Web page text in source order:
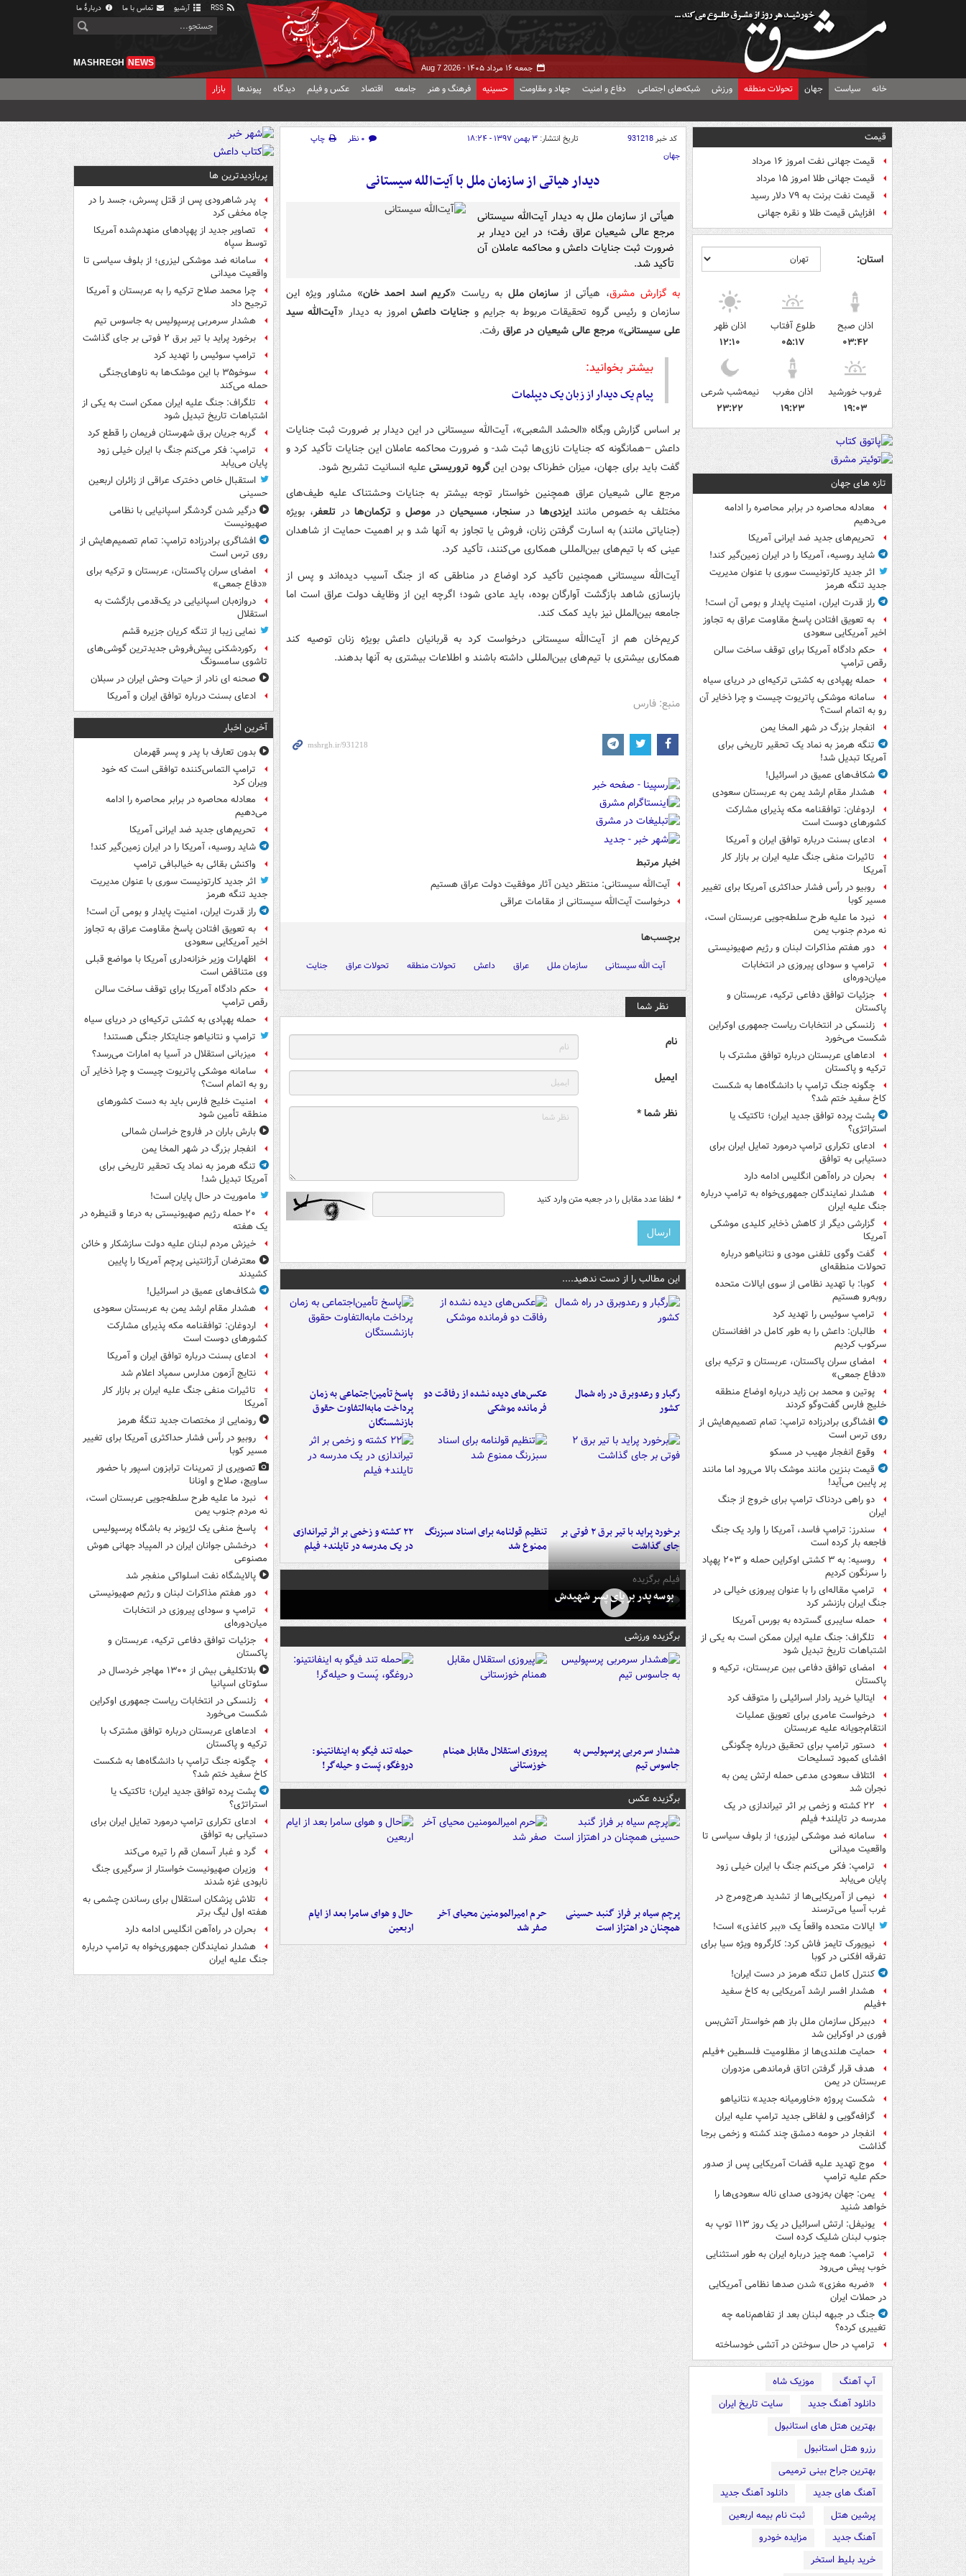
آرشیو تماس با ما دربارهٔ ما
جمعه ۱۶ مرداد ۱۴۰۵ - Aug 7 2026
MASHREGH NEWS
خانه سیاست جهان تحولات منطقه ورزش شبکه‌های اجتماعی دفاع و امنیت جهاد و مقاومت حسینیه فرهنگ و هنر جامعه اقتصاد عکس و فیلم دیدگاه پیوندها بازار
قیمت
قیمت جهانی نفت امروز ۱۶ مرداد
قیمت جهانی طلا امروز ۱۵ مرداد
قیمت نفت برنت به ۷۹ دلار رسید
افزایش قیمت طلا و نقره جهانی
استان:
اذان صبح
۰۳:۴۲
طلوع آفتاب
۰۵:۱۷
اذان ظهر
۱۲:۱۰
غروب خورشید
۱۹:۰۳
اذان مغرب
۱۹:۲۳
نیمه‌شب شرعی
۲۳:۲۲
تازه های جهان
معادله محاصره در برابر محاصره را ادامه
می‌دهیم
تحریم‌های جدید ضد ایرانی آمریکا
شاید روسیه، آمریکا را در ایران زمین‌گیر کند!
اثر جدید کارتونیست سوری با عنوان مدیریت
جدید تنگه هرمز
راز قدرت ایران، امنیت پایدار و بومی آن است!
به تعویق افتادن پاسخ مقاومت عراق به تجاوز
اخیر آمریکایی سعودی
حکم دادگاه آمریکا برای توقف ساخت سالن
رقص ترامپ
حمله پهپادی به کشتی ترکیه‌ای در دریای سیاه
سامانه موشکی پاتریوت چیست و چرا ذخایر آن
رو به اتمام است؟
انفجار بزرگ در شهر المخا یمن
تنگه هرمز به نماد یک تحقیر تاریخی برای
آمریکا تبدیل شد!
شکاف‌های عمیق در اسرائیل!
هشدار مقام ارشد یمن به عربستان سعودی
اردوغان: توافقنامه مکه پذیرای مشارکت
کشورهای دوست است
ادعای بسنت درباره توافق ایران و آمریکا
تاثیرات منفی جنگ علیه ایران بر بازار کار
آمریکا
روبیو در رأس فشار حداکثری آمریکا برای تغییر
مسیر کوبا
نبرد ما علیه طرح سلطه‌جویی عربستان است،
نه مردم جنوب یمن
دور هفتم مذاکرات لبنان و رژیم صهیونیستی
ترامپ و سودای پیروزی در انتخابات
میان‌دوره‌ای
جزئیات توافق دفاعی ترکیه، عربستان و
پاکستان
زلنسکی در انتخابات ریاست جمهوری اوکراین
شکست می‌خورد
ادعاهای عربستان درباره توافق مشترک با
ترکیه و پاکستان
چگونه جنگ ترامپ با دانشگاه‌ها به شکست
کاخ سفید ختم شد؟
پشت پرده توافق جدید ایران؛ تاکتیک یا
استراتژی؟
ادعای تکراری ترامپ درمورد تمایل ایران برای
دستیابی به توافق
بحران در راه‌آهن انگلیس ادامه دارد
هشدار نمایندگان جمهوری‌خواه به ترامپ درباره
جنگ علیه ایران
گزارشی دیگر از کاهش ذخایر کلیدی موشکی
آمریکا
گفت وگوی تلفنی مودی و نتانیاهو درباره
تحولات منطقه‌ای
کوبا: با تهدید نظامی از سوی ایالات متحده
روبه‌رو هستیم
ترامپ سوئیس را تهدید کرد
طالبان: داعش را به طور کامل در افغانستان
سرکوب کردیم
امضای سران پاکستان، عربستان و ترکیه برای
«دفاع جمعی»
پوتین و محمد بن زاید درباره اوضاع منطقه
خلیج فارس گفت‌وگو کردند
افشاگری برادرزاده ترامپ: تمام تصمیم‌هایش از
روی ترس است
وقوع انفجار مهیب در مسکو
قیمت بنزین مانند موشک بالا می‌رود اما مانند
پر پایین می‌آید!
دو راهی دردناک ترامپ برای خروج از جنگ
ایران
سندرز: ترامپ فاسد، آمریکا را وارد یک جنگ
فاجعه بار کرده است
روسیه: به ۳ کشتی اوکراین حمله و ۲۰۳ پهپاد
را سرنگون کردیم
ترامپ مقاله‌ای را با عنوان پیروزی خیالی در
جنگ ایران بازنشر کرد
حمله سایبری گسترده به بورس آمریکا
تلگراف: جنگ علیه ایران ممکن است به یکی از
اشتباهات تاریخ تبدیل شود
امضای توافق دفاعی بین عربستان، ترکیه و
پاکستان
ایتالیا خرید رادار اسرائیلی را متوقف کرد
درخواست عامری برای تعویق عملیات
انتقام‌جویانه علیه عربستان
دستور ترامپ برای تحقیق درباره چگونگی
افشای کمبود تسلیحات
ائتلاف سعودی مدعی حمله ارتش یمن به
نجران شد
۲۲ کشته و زخمی بر اثر تیراندازی در یک
مدرسه در تایلند+ فیلم
سامانه ضد موشکی لیزری؛ از بلوف سیاسی تا
واقعیت میدانی
ترامپ: فکر می‌کنم جنگ با ایران خیلی زود
پایان می‌یابد
نیمی از آمریکایی‌ها از تشدید هرج‌ومرج در
غرب آسیا می‌ترسند
ایالات متحده واقعاً یک «ببر کاغذی» است!
نیویورک تایمز فاش کرد: کارگروه ویژه سیا برای
تفرقه افکنی در کوبا
کنترل کامل تنگه هرمز در دست ایران!
هشدار افسر ارشد آمریکایی به کاخ سفید
+فیلم
دبیرکل سازمان ملل باز هم خواستار آتش‌بس
فوری در اوکراین شد
حمایت هلندی‌ها از مظلومیت فلسطین +فیلم
هدف قرار گرفتن اتاق‌ فرماندهی مزدوران
عربستان در یمن
شکست پروژه «خاورمیانه جدید» نتانیاهو
گزافه‌گویی و لفاظی جدید ترامپ علیه ایران
انفجار در حومه دمشق چند کشته و زخمی برجا
گذاشت
موج تهدید علیه قضات آمریکایی پس از صدور
حکم علیه ترامپ
یمن: جهان به‌زودی صدای ناله سعودی‌ها را
خواهد شنید
یونیفل: ارتش اسرائیل در یک روز ۱۱۳ توپ به
جنوب لبنان شلیک کرده است
ترامپ: همه چیز درباره ایران به طور استثنایی
خوب پیش می‌رود
«ضربه مغزی» شدن صدها نظامی آمریکایی
در حملات ایران
جنگ در جبهه لبنان بعد از تفاهم‌نامه چه
تغییری کرده؟
ترامپ در حال سوختن در آتشی خودساخته
آپ آهنگ
موزیک شاه
دانلود آهنگ جدید
سایت تاریخ ایران
بهترین هتل های استانبول
رزرو هتل استانبول
بهترین جراح بینی ترمیمی
آهنگ های جدید
دانلود آهنگ جدید
پرشین هتل
ثبت نام بیمه اربعین
آهنگ جدید
مزایده خودرو
خرید بلیط استخر
کد خبر931218 تاریخ انتشار: ۳ بهمن ۱۳۹۷ - ۱۸:۲۴ ۰ نظر
چاپ
جهان
دیدار هیاتی از سازمان ملل با آیت‌الله سیستانی
هیأتی از سازمان ملل به دیدار آیت‌الله سیستانی
مرجع عالی شیعیان عراق رفت؛ در این دیدار بر
ضرورت ثبت جنایات داعش و محاکمه عاملان آن
تأکید شد.
به گزارش مشرق، هیأتی از سازمان ملل به ریاست «کریم اسد احمد خان» مشاور ویژه این
سازمان و رئیس گروه تحقیقات مربوط به جرایم و جنایات داعشامروز به دیدار «آیت‌الله سید
علی سیستانی» مرجع عالی شیعیان در عراق رفت.
بیشتر بخوانید:
پیام یک دیدار از زبان یک دیپلمات
بر اساس گزارشوبگاه «الحشد الشعبی»، آیت‌الله سیستانی در این دیدار بر ضرورت ثبت جنایات
داعش –همانگونه که جنایات نازی‌ها ثبت شد- و ضرورت محاکمه عاملان این جنایات تأکید کرد و
گفت باید برای جهان، میزان خطرناک بودن اینگروه تروریستی علیه انسانیت تشریح شود.
مرجع عالی شیعیان عراق همچنین خواستار توجه بیشتر به جنایات وحشتناک علیه طیف‌های
مختلف به خصوص مانند ایزدی‌ها در سنجار، مسیحیان در موصل وترکمان‌هادر تلعفر، بویژه
(جنایاتی مانند) به اسارت گرفتن زنان، فروش یا تجاوز به آنها شد و بر اهمیت حمایت از شاهدان
عینی که با تیم‌های بین‌المللی همکاری می‌کنند، تأکید کرد.
آیت‌الله سیستانی همچنین تأکید کرد اوضاع در مناطقی که از جنگ آسیب دیده‌اند و پس از
بازسازی شاهد بازگشت آوارگان بوده، باید عادی شود؛ اگرچه این از وظایف دولت عراق است اما
جامعه بین‌الملل نیز باید کمک کند.
کریم‌خان هم از آیت‌الله سیستانی درخواست کرد به قربانیان داعش بویژه زنان توصیه کند
همکاری بیشتری با تیم‌های بین‌المللی داشته باشند و اطلاعات بیشتری به آنها بدهند.
منبع: فارس
اخبار مرتبط
آیت‌الله سیستانی: منتظر دیدن آثار موفقیت دولت عراق هستیم
درخواست آیت‌الله سیستانی از مقامات عراقی
برچسب‌ها
آیت الله سیستانی سازمان ملل عراق داعش تحولات منطقه تحولات عراق جنایت
نظر شما
نام
ایمیل
نظر شما *
* لطفا عدد مقابل را در جعبه متن وارد کنید
این مطالب را از دست ندهید....
رگبار و رعدوبرق در راه شمال
کشور
عکس‌های دیده نشده از رفاقت دو
فرمانده‌ موشکی
پاسخ تأمین‌اجتماعی به زمان
پرداخت مابه‌التفاوت حقوق
بازنشستگان
برخورد پراید با تیر برق ۲ فوتی بر
جای گذاشت
تنظیم قولنامه برای اسناد سبزرنگ
ممنوع شد
۲۲ کشته و زخمی بر اثر تیراندازی
در یک مدرسه در تایلند+ فیلم
فیلم برگزیده
بوسه‌ پدر بر پای پسر شهیدش
برگزیده ورزشی
هشدار سرمربی پرسپولیس به
جاسوس تیم
پیروزی استقلال مقابل همنام
خوزستانی
حمله تند فیگو به اینفانتینو:
دروغگو، پَست‌ و حیله‌گر!
برگزیده عکس
پرچم سیاه بر فراز گنبد حسینی
همچنان در اهتزاز است
حرم امیرالمومنین محیای آخر
صفر شد
حال و هوای سامرا بعد از ایام
اربعین
پربازدیدترین ها
پدر شاهرودی پس از قتل پسرش، جسد را در
چاه مخفی کرد
تصاویر جدید از پهپادهای منهدم‌شده آمریکا
توسط سپاه
سامانه ضد موشکی لیزری؛ از بلوف سیاسی تا
واقعیت میدانی
چرا محمد صلاح ترکیه را به عربستان و آمریکا
ترجیح داد
هشدار سرمربی پرسپولیس به جاسوس تیم
برخورد پراید با تیر برق ۲ فوتی بر جای گذاشت
ترامپ سوئیس را تهدید کرد
سوخو۳۵ با این موشک‌ها به ناوهای‌جنگی
حمله می‌کند
تلگراف: جنگ علیه ایران ممکن است به یکی از
اشتباهات تاریخ تبدیل شود
گربه جریان برق شهرستان فریمان را قطع کرد
ترامپ: فکر می‌کنم جنگ با ایران خیلی زود
پایان می‌یابد
استقبال خاص دخترک عراقی از زائران اربعین
حسینی
درگیر شدن گردشگر اسپانیایی با نظامی
صهیونیست
افشاگری برادرزاده ترامپ: تمام تصمیم‌هایش از
روی ترس است
امضای سران پاکستان، عربستان و ترکیه برای
«دفاع جمعی»
دروازه‌بان اسپانیایی در یک‌قدمی بازگشت به
استقلال
نمایی زیبا از تنگه کریان جزیره قشم
رکوردشکنی پیش‌فروش جدیدترین گوشی‌های
تاشوی سامسونگ
صحنه ای نادر از حیات وحش ایران در سبلان
ادعای بسنت درباره توافق ایران و آمریکا
آخرین اخبار
بدون تعارف با پدر و پسر قهرمان
ترامپ التماس‌کننده توافقی است که خود
ویران کرد
معادله محاصره در برابر محاصره را ادامه
می‌دهیم
تحریم‌های جدید ضد ایرانی آمریکا
شاید روسیه، آمریکا را در ایران زمین‌گیر کند!
واکنش بقائی به خیالبافی ترامپ
اثر جدید کارتونیست سوری با عنوان مدیریت
جدید تنگه هرمز
راز قدرت ایران، امنیت پایدار و بومی آن است!
به تعویق افتادن پاسخ مقاومت عراق به تجاوز
اخیر آمریکایی سعودی
اظهارات وزیر خزانه‌داری آمریکا با مواضع قبلی
وی متناقض است
حکم دادگاه آمریکا برای توقف ساخت سالن
رقص ترامپ
حمله پهپادی به کشتی ترکیه‌ای در دریای سیاه
ترامپ و نتانیاهو جنایتکار جنگی هستند!
میزبانی استقلال در آسیا به امارات می‌رسد؟
سامانه موشکی پاتریوت چیست و چرا ذخایر آن
رو به اتمام است؟
امنیت خلیج فارس باید به دست کشورهای
منطقه تأمین شود
بارش باران در فاروج خراسان شمالی
انفجار بزرگ در شهر المخا یمن
تنگه هرمز به نماد یک تحقیر تاریخی برای
آمریکا تبدیل شد!
ماموریت در حال پایان است!
۲۰ حمله رژیم صهیونیستی به درعا و قنیطره در
یک هفته
خیزش مردم لبنان علیه دولت سازشکار و خائن
معترضان آرژانتینی پرچم آمریکا را پایین
کشیدند
شکاف‌های عمیق در اسرائیل!
هشدار مقام ارشد یمن به عربستان سعودی
اردوغان: توافقنامه مکه پذیرای مشارکت
کشورهای دوست است
ادعای بسنت درباره توافق ایران و آمریکا
نتایج آزمون مدارس سمپاد اعلام شد
تاثیرات منفی جنگ علیه ایران بر بازار کار
آمریکا
رونمایی از مختصات جدید تنگۀ هرمز
روبیو در رأس فشار حداکثری آمریکا برای تغییر
مسیر کوبا
تصویری از تمرینات ترابزون اسپور با حضور
ساویچ، صلاح و اونانا
نبرد ما علیه طرح سلطه‌جویی عربستان است،
نه مردم جنوب یمن
پاسخ منفی یک لژیونر به باشگاه پرسپولیس
درخشش جوانان ایران در المپیاد جهانی هوش
مصنوعی
پالایشگاه نفت اسلواکی منفجر شد
دور هفتم مذاکرات لبنان و رژیم صهیونیستی
ترامپ و سودای پیروزی در انتخابات
میان‌دوره‌ای
جزئیات توافق دفاعی ترکیه، عربستان و
پاکستان
بلاتکلیفی بیش از ۱۳۰۰ مهاجر خردسال در
سئوتای اسپانیا
زلنسکی در انتخابات ریاست جمهوری اوکراین
شکست می‌خورد
ادعاهای عربستان درباره توافق مشترک با
ترکیه و پاکستان
چگونه جنگ ترامپ با دانشگاه‌ها به شکست
کاخ سفید ختم شد؟
پشت پرده توافق جدید ایران؛ تاکتیک یا
استراتژی؟
ادعای تکراری ترامپ درمورد تمایل ایران برای
دستیابی به توافق
گرد و غبار آسمان قم را تیره می‌کند
وزیران صهیونیست خواستار از سرگیری جنگ
نابودی غزه شدند
تلاش پزشکان استقلال برای رساندن چشمی به
هفته اول لیگ برتر
بحران در راه‌آهن انگلیس ادامه دارد
هشدار نمایندگان جمهوری‌خواه به ترامپ درباره
جنگ علیه ایران